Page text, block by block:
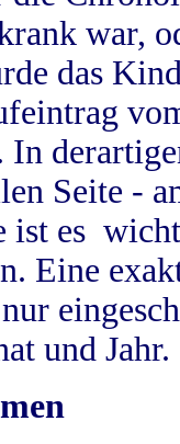
war,
das
Seite -
ist es
Eine
und Jahr.